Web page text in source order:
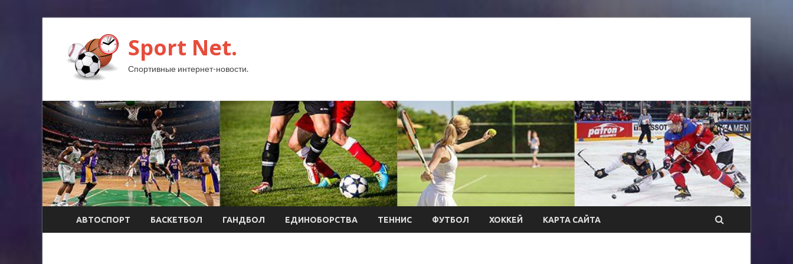
Sport Net.
Спортивные интернет-новости.
АВТОСПОРТ БАСКЕТБОЛ ГАНДБОЛ ЕДИНОБОРСТВА ТЕННИС ФУТБОЛ ХОККЕЙ КАРТА САЙТА